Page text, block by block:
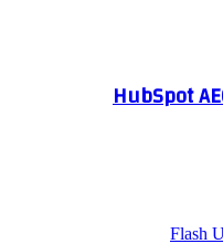
HubSpot
Flash